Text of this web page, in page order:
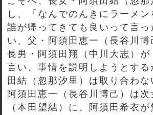
し、「なんでのんきにラーメン
誰が帰ってきても良いって言っ
い、父・阿須田恵一（長谷川博
長男・阿須田翔（中川大志）が
言い、事情を説明しようとす
田結（忽那汐里）は取り合わな
阿須田恵一（長谷川博己）は
（本田望結）に、阿須田希衣